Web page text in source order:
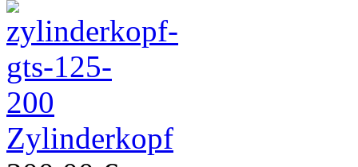
Restauration
Zylinderkopf